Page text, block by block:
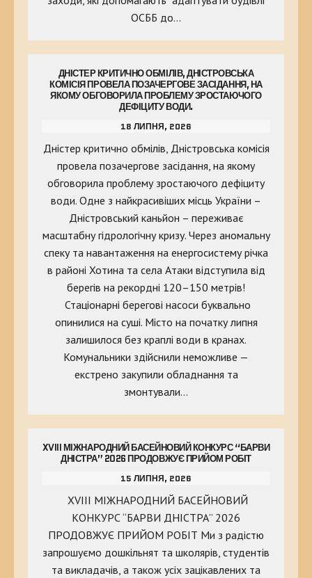
ОСББ до…
ДНІСТЕР КРИТИЧНО ОБМІЛІВ, ДНІСТРОВСЬКА
КОМІСІЯ ПРОВЕЛА ПОЗАЧЕРГОВЕ ЗАСІДАННЯ, НА
ЯКОМУ ОБГОВОРИЛА ПРОБЛЕМУ ЗРОСТАЮЧОГО
ДЕФІЦИТУ ВОДИ.
18 ЛИПНЯ, 2026
Дністер критично обмілів, Дністровська комісія
провела позачергове засідання, на якому
обговорила проблему зростаючого дефіциту
води. Одне з найкрасивіших місць України –
Дністровський каньйон – переживає
масштабну гідрологічну кризу. Через аномальну
спеку та навантаження на енергосистему річка
в районі Хотина та села Атаки відступила від
берегів на рекордні 120–150 метрів!
Стаціонарні берегові насоси буквально
опинилися на суші. Місто на початку липня
залишилося без краплі води в кранах.
Комунальники здійснили неможливе —
екстрено закупили обладнання та
змонтували…
XVIII МІЖНАРОДНИЙ БАСЕЙНОВИЙ КОНКУРС “БАРВИ
ДНІСТРА” 2026 ПРОДОВЖУЄ ПРИЙОМ РОБІТ
15 ЛИПНЯ, 2026
XVIII МІЖНАРОДНИЙ БАСЕЙНОВИЙ
КОНКУРС “БАРВИ ДНІСТРА” 2026
ПРОДОВЖУЄ ПРИЙОМ РОБІТ Ми з радістю
запрошуємо дошкільнят та школярів, студентів
та викладачів, а також усіх зацікавлених та